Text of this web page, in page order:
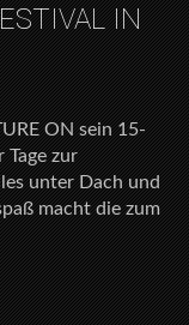
IN
ON sein 15-
Tage zur
unter Dach und
macht die zum